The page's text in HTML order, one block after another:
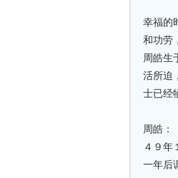
幸福的
和功劳
周皓生
活所迫
士已经
周皓：
４９年
一年后